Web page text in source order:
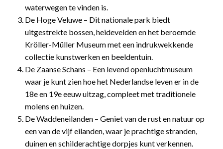
waterwegen te vinden is.
De Hoge Veluwe – Dit nationale park biedt
uitgestrekte bossen, heidevelden en het beroemde
Kröller-Müller Museum met een indrukwekkende
collectie kunstwerken en beeldentuin.
De Zaanse Schans – Een levend openluchtmuseum
waar je kunt zien hoe het Nederlandse leven er in de
18e en 19e eeuw uitzag, compleet met traditionele
molens en huizen.
De Waddeneilanden – Geniet van de rust en natuur op
een van de vijf eilanden, waar je prachtige stranden,
duinen en schilderachtige dorpjes kunt verkennen.